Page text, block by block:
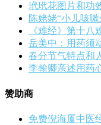
玳玳花图片和功
陈姥姥“小儿咳
《难经》第十八
岳美中：用药须
春分节气特点和
李翰卿亲述用药
赞助商
免费倪海厦中医